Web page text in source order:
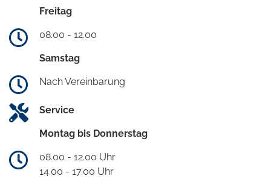
Freitag
08.00 - 12.00
Samstag
Nach Vereinbarung
Service
Montag bis Donnerstag
08.00 - 12.00 Uhr
14.00 - 17.00 Uhr